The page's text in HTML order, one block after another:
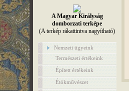
A Magyar Királyság
domborzati terképe
(A terkép rákattintva nagyítható)
Nemzeti ügyeink
Természeti értékeink
Épített értékeink
Étökművészet